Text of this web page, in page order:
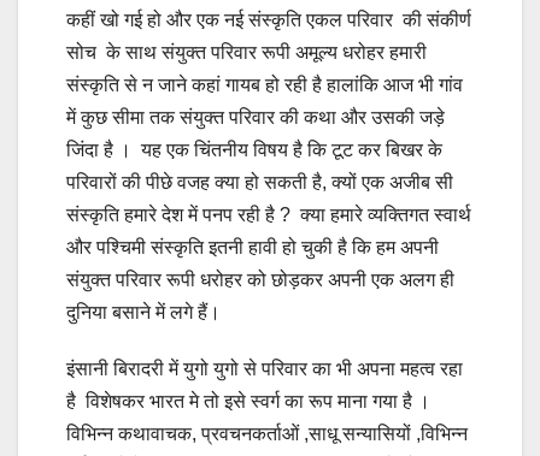
कहीं खो गई हो और एक नई संस्कृति एकल परिवार की संकीर्ण
सोच के साथ संयुक्त परिवार रूपी अमूल्य धरोहर हमारी
संस्कृति से न जाने कहां गायब हो रही है हालांकि आज भी गांव
में कुछ सीमा तक संयुक्त परिवार की कथा और उसकी जड़े
जिंदा है । यह एक चिंतनीय विषय है कि टूट कर बिखर के
परिवारों की पीछे वजह क्या हो सकती है, क्यों एक अजीब सी
संस्कृति हमारे देश में पनप रही है ? क्या हमारे व्यक्तिगत स्वार्थ
और पश्चिमी संस्कृति इतनी हावी हो चुकी है कि हम अपनी
संयुक्त परिवार रूपी धरोहर को छोड़कर अपनी एक अलग ही
दुनिया बसाने में लगे हैं।
इंसानी बिरादरी में युगो युगो से परिवार का भी अपना महत्व रहा
है विशेषकर भारत मे तो इसे स्वर्ग का रूप माना गया है ।
विभिन्न कथावाचक, प्रवचनकर्ताओं ,साधू सन्यासियों ,विभिन्न